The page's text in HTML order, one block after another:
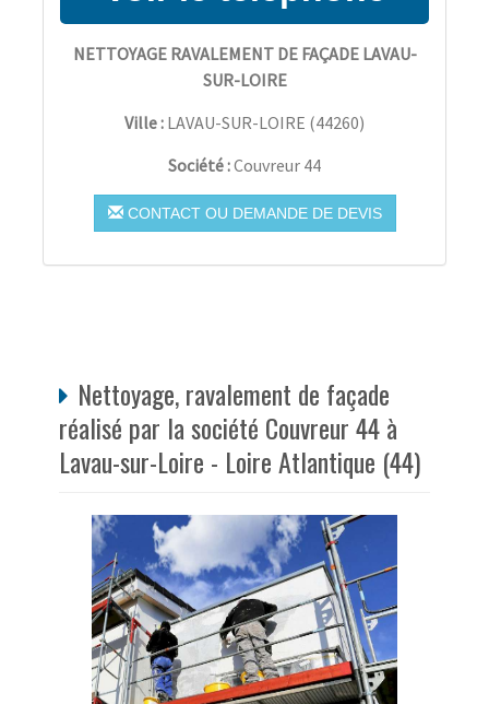
NETTOYAGE RAVALEMENT DE FAÇADE LAVAU-
SUR-LOIRE
Ville : LAVAU-SUR-LOIRE (44260)
Société :Couvreur 44
CONTACT OU DEMANDE DE DEVIS
Nettoyage, ravalement de façade
réalisé par la société Couvreur 44 à
Lavau-sur-Loire - Loire Atlantique (44)